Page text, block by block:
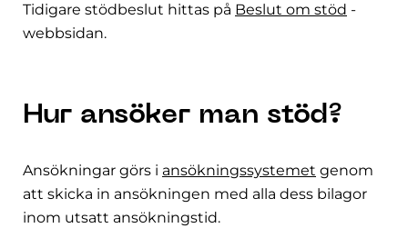
Tidigare stödbeslut hittas på Beslut om stöd -
webbsidan.
Hur ansöker man stöd?
Ansökningar görs i ansökningssystemet genom
att skicka in ansökningen med alla dess bilagor
inom utsatt ansökningstid.